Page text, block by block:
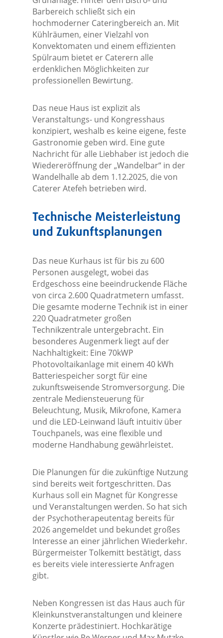
Barbereich schließt sich ein
hochmoderner Cateringbereich an. Mit
Kühlräumen, einer Vielzahl von
Konvektomaten und einem effizienten
Spülraum bietet er Caterern alle
erdenklichen Möglichkeiten zur
professionellen Bewirtung.
Das neue Haus ist explizit als
Veranstaltungs- und Kongresshaus
konzipiert, weshalb es keine eigene, feste
Gastronomie geben wird. Eine gute
Nachricht für alle Liebhaber ist jedoch die
Wiedereröffnung der „Wandelbar“ in der
Wandelhalle ab dem 1.12.2025, die von
Caterer Atefeh betrieben wird.
Technische Meisterleistung
und Zukunftsplanungen
Das neue Kurhaus ist für bis zu 600
Personen ausgelegt, wobei das
Erdgeschoss eine beeindruckende Fläche
von circa 2.600 Quadratmetern umfasst.
Die gesamte moderne Technik ist in einer
220 Quadratmeter großen
Technikzentrale untergebracht. Ein
besonderes Augenmerk liegt auf der
Nachhaltigkeit: Eine 70kWP
Photovoltaikanlage mit einem 40 kWh
Batteriespeicher sorgt für eine
zukunftsweisende Stromversorgung. Die
zentrale Mediensteuerung für
Beleuchtung, Musik, Mikrofone, Kamera
und die LED-Leinwand läuft intuitiv über
Touchpanels, was eine flexible und
moderne Handhabung gewährleistet.
Die Planungen für die zukünftige Nutzung
sind bereits weit fortgeschritten. Das
Kurhaus soll ein Magnet für Kongresse
und Veranstaltungen werden. So hat sich
der Psychotherapeutentag bereits für
2026 angemeldet und bekundet großes
Interesse an einer jährlichen Wiederkehr.
Bürgermeister Tolkemitt bestätigt, dass
es bereits viele interessierte Anfragen
gibt.
Neben Kongressen ist das Haus auch für
Kleinkunstveranstaltungen und kleinere
Konzerte prädestiniert. Hochkarätige